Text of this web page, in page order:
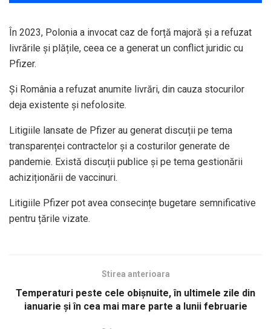
În 2023, Polonia a invocat caz de forță majoră și a refuzat
livrările și plățile, ceea ce a generat un conflict juridic cu
Pfizer.
Și România a refuzat anumite livrări, din cauza stocurilor
deja existente și nefolosite.
Litigiile lansate de Pfizer au generat discuții pe tema
transparenței contractelor și a costurilor generate de
pandemie. Există discuții publice și pe tema gestionării
achiziționării de vaccinuri.
Litigiile Pfizer pot avea consecințe bugetare semnificative
pentru țările vizate.
Stirea anterioara
Temperaturi peste cele obişnuite, în ultimele zile din
ianuarie şi în cea mai mare parte a lunii februarie